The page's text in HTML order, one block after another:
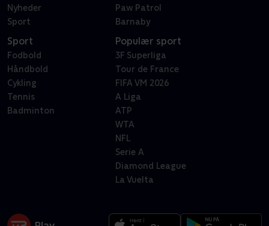
Nyheder
Sport
Paw Patrol
Barnaby
Sport
Fodbold
Håndbold
Cykling
Tennis
Badminton
Populær sport
3F Superliga
Tour de France
FIFA VM 2026
A Liga
ATP
WTA
NFL
Serie A
Diamond League
La Vuelta